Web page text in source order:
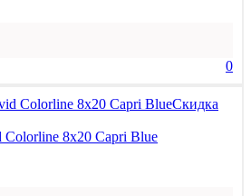
0
Скидка
8x20 Capri Blue